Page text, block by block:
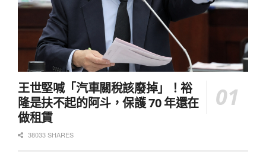
王世堅喊「汽車關稅該廢掉」！裕
隆是扶不起的阿斗，保護 70 年還在
做租賃
38033 SHARES